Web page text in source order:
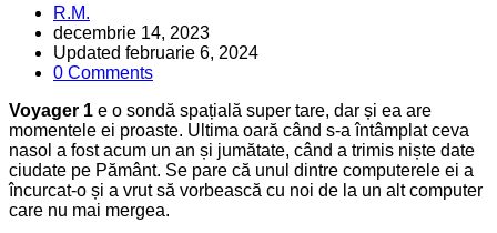
Posted
by
R.M.
decembrie 14, 2023
Updated februarie 6, 2024
0 Comments
Voyager 1 e o sondă spațială super tare, dar și ea are
momentele ei proaste. Ultima oară când s-a întâmplat ceva
nasol a fost acum un an și jumătate, când a trimis niște date
ciudate pe Pământ. Se pare că unul dintre computerele ei a
încurcat-o și a vrut să vorbească cu noi de la un alt computer
care nu mai mergea.